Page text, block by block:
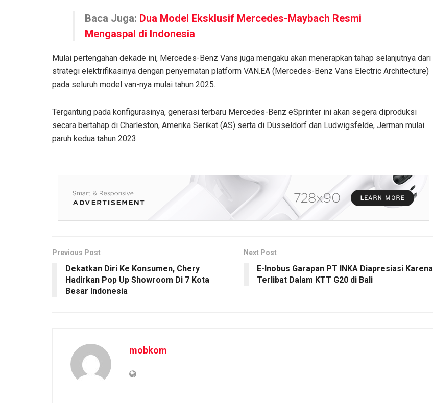
Baca Juga: Dua Model Eksklusif Mercedes-Maybach Resmi
Mengaspal di Indonesia
Mulai pertengahan dekade ini, Mercedes-Benz Vans juga mengaku akan menerapkan tahap selanjutnya dari
strategi elektrifikasinya dengan penyematan platform VAN.EA (Mercedes-Benz Vans Electric Architecture)
pada seluruh model van-nya mulai tahun 2025.
Tergantung pada konfigurasinya, generasi terbaru Mercedes-Benz eSprinter ini akan segera diproduksi
secara bertahap di Charleston, Amerika Serikat (AS) serta di Düsseldorf dan Ludwigsfelde, Jerman mulai
paruh kedua tahun 2023.
Previous Post
Dekatkan Diri Ke Konsumen, Chery
Hadirkan Pop Up Showroom Di 7 Kota
Besar Indonesia
Next Post
E-Inobus Garapan PT INKA Diapresiasi Karena
Terlibat Dalam KTT G20 di Bali
mobkom